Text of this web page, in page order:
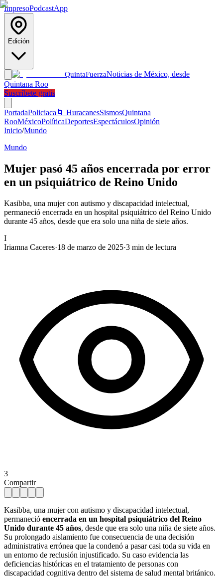
ImpresoPodcastApp
Edición
QuintaFuerzaNoticias de México, desde
Quintana Roo
Suscríbete gratis
PortadaPoliciaca 🌀 HuracanesSismosQuintana
RooMéxicoPolíticaDeportesEspectáculosOpinión
Inicio/Mundo
Mundo
Mujer pasó 45 años encerrada por error
en un psiquiátrico de Reino Unido
Kasibba, una mujer con autismo y discapacidad intelectual,
permaneció encerrada en un hospital psiquiátrico del Reino Unido
durante 45 años, desde que era solo una niña de siete años.
I
Iriamna Caceres·18 de marzo de 2025·3 min de lectura
3
Compartir
Kasibba, una mujer con autismo y discapacidad intelectual,
permaneció encerrada en un hospital psiquiátrico del Reino
Unido durante 45 años, desde que era solo una niña de siete años.
Su prolongado aislamiento fue consecuencia de una decisión
administrativa errónea que la condenó a pasar casi toda su vida en
un entorno de reclusión injustificado. Su caso evidencia las
deficiencias históricas en el tratamiento de personas con
discapacidad cognitiva dentro del sistema de salud mental británico.